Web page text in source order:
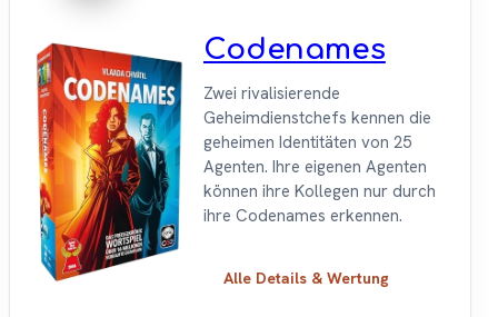
Codenames
Zwei rivalisierende
Geheimdienstchefs kennen die
geheimen Identitäten von 25
Agenten. Ihre eigenen Agenten
können ihre Kollegen nur durch
ihre Codenames erkennen.
Alle Details & Wertung